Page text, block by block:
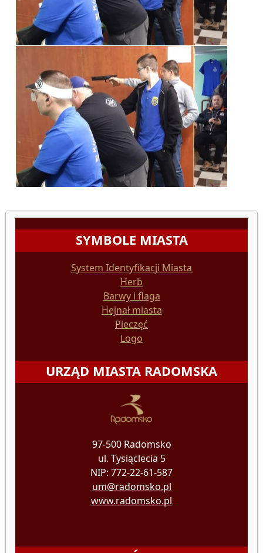
SYMBOLE MIASTA
System Identyfikacji Miasta
Herb
Barwy i flaga
Hejnał miasta
Pieczęć
Logo
URZĄD MIASTA RADOMSKA
97-500 Radomsko
ul. Tysiąclecia 5
NIP: 772-22-61-587
um@radomsko.pl
www.radomsko.pl